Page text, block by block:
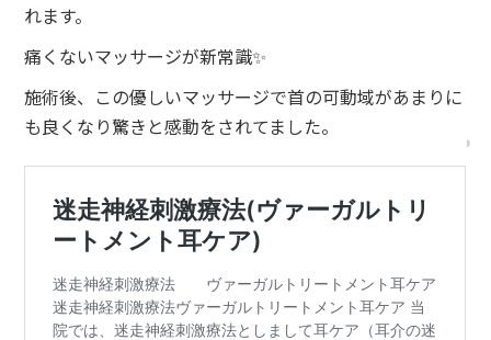
れます。
痛くないマッサージが新常識✨
施術後、この優しいマッサージで首の可動域があまりに
も良くなり驚きと感動をされてました。